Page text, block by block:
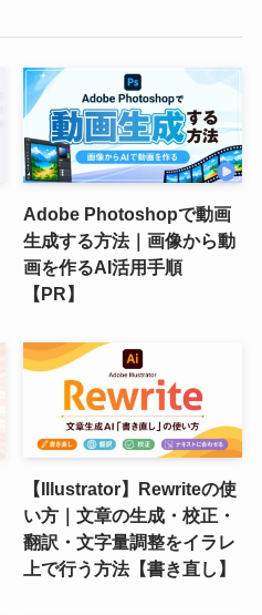
Adobe Photoshopで動画
生成する方法｜画像から動
画を作るAI活用手順
【PR】
【Illustrator】Rewriteの使
い方｜文章の生成・校正・
翻訳・文字量調整をイラレ
上で行う方法【書き直し】